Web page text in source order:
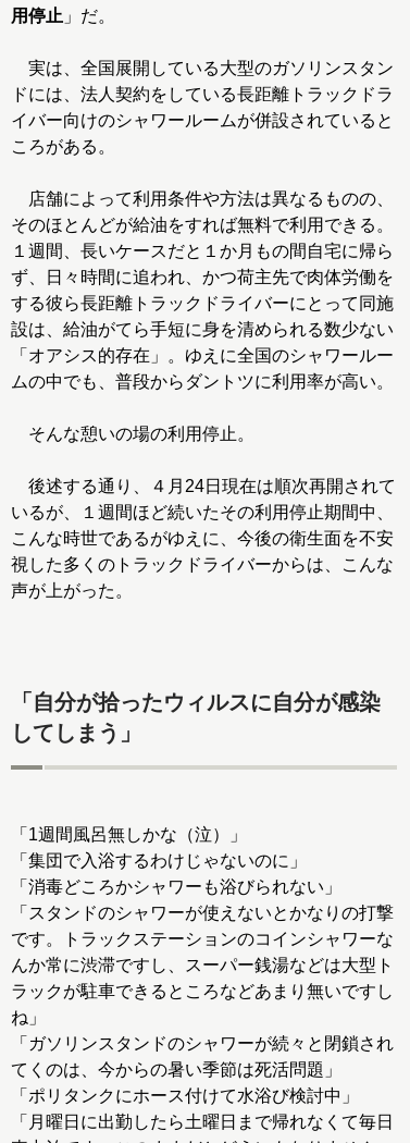
用停止 」だ。
実は、全国展開している大型のガソリンスタン
ドには、法人契約をしている長距離トラックドラ
イバー向けのシャワールームが併設されていると
ころがある。
店舗によって利用条件や方法は異なるものの、
そのほとんどが給油をすれば無料で利用できる。
１週間、長いケースだと１か月もの間自宅に帰ら
ず、日々時間に追われ、かつ荷主先で肉体労働を
する彼ら長距離トラックドライバーにとって同施
設は、給油がてら手短に身を清められる数少ない
「オアシス的存在」。ゆえに全国のシャワールー
ムの中でも、普段からダントツに利用率が高い。
そんな憩いの場の利用停止。
後述する通り、４月24日現在は順次再開されて
いるが、１週間ほど続いたその利用停止期間中、
こんな時世であるがゆえに、今後の衛生面を不安
視した多くのトラックドライバーからは、こんな
声が上がった。
「自分が拾ったウィルスに自分が感染
してしまう」
「1週間風呂無しかな（泣）」
「集団で入浴するわけじゃないのに」
「消毒どころかシャワーも浴びられない」
「スタンドのシャワーが使えないとかなりの打撃
です。トラックステーションのコインシャワーな
んか常に渋滞ですし、スーパー銭湯などは大型ト
ラックが駐車できるところなどあまり無いですし
ね」
「ガソリンスタンドのシャワーが続々と閉鎖され
てくのは、今からの暑い季節は死活問題」
「ポリタンクにホース付けて水浴び検討中」
「月曜日に出勤したら土曜日まで帰れなくて毎日